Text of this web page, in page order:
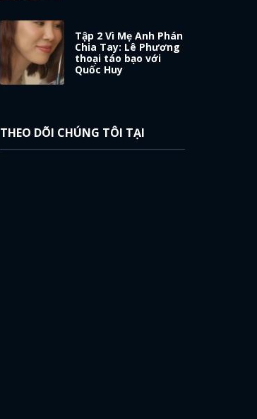
Tập 2 Vì Mẹ Anh Phán
Chia Tay: Lê Phương
thoại táo bạo với
Quốc Huy
THEO DÕI CHÚNG TÔI TẠI